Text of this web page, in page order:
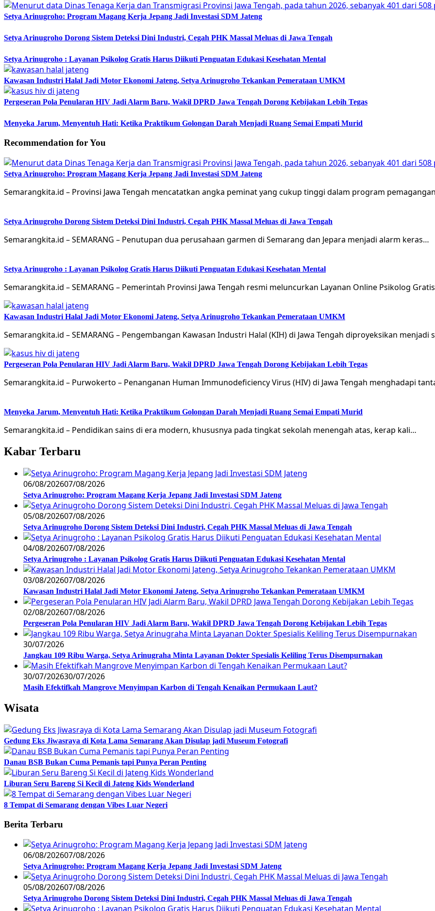
Setya Arinugroho: Program Magang Kerja Jepang Jadi Investasi SDM Jateng
Setya Arinugroho Dorong Sistem Deteksi Dini Industri, Cegah PHK Massal Meluas di Jawa Tengah
Setya Arinugroho : Layanan Psikolog Gratis Harus Diikuti Penguatan Edukasi Kesehatan Mental
Kawasan Industri Halal Jadi Motor Ekonomi Jateng, Setya Arinugroho Tekankan Pemerataan UMKM
Pergeseran Pola Penularan HIV Jadi Alarm Baru, Wakil DPRD Jawa Tengah Dorong Kebijakan Lebih Tegas
Menyeka Jarum, Menyentuh Hati: Ketika Praktikum Golongan Darah Menjadi Ruang Semai Empati Murid
Recommendation for You
Setya Arinugroho: Program Magang Kerja Jepang Jadi Investasi SDM Jateng
Semarangkita.id – Provinsi Jawa Tengah mencatatkan angka peminat yang cukup tinggi dalam program
Setya Arinugroho Dorong Sistem Deteksi Dini Industri, Cegah PHK Massal Meluas di Jawa Tengah
Semarangkita.id – SEMARANG – Penutupan dua perusahaan garmen di Semarang dan Jepara menjadi alarm keras…
Setya Arinugroho : Layanan Psikolog Gratis Harus Diikuti Penguatan Edukasi Kesehatan Mental
Semarangkita.id – SEMARANG – Pemerintah Provinsi Jawa Tengah resmi meluncurkan Layanan Online Psikolog
Kawasan Industri Halal Jadi Motor Ekonomi Jateng, Setya Arinugroho Tekankan Pemerataan UMKM
Semarangkita.id – SEMARANG – Pengembangan Kawasan Industri Halal (KIH) di Jawa Tengah diproyeksikan menjadi
Pergeseran Pola Penularan HIV Jadi Alarm Baru, Wakil DPRD Jawa Tengah Dorong Kebijakan Lebih Tegas
Semarangkita.id – Purwokerto – Penanganan Human Immunodeficiency Virus (HIV) di Jawa Tengah menghadapi
Menyeka Jarum, Menyentuh Hati: Ketika Praktikum Golongan Darah Menjadi Ruang Semai Empati Murid
Semarangkita.id – Pendidikan sains di era modern, khususnya pada tingkat sekolah menengah atas, kerap kali…
Kabar Terbaru
06/08/202607/08/2026
Setya Arinugroho: Program Magang Kerja Jepang Jadi Investasi SDM Jateng
05/08/202607/08/2026
Setya Arinugroho Dorong Sistem Deteksi Dini Industri, Cegah PHK Massal Meluas di Jawa Tengah
04/08/202607/08/2026
Setya Arinugroho : Layanan Psikolog Gratis Harus Diikuti Penguatan Edukasi Kesehatan Mental
03/08/202607/08/2026
Kawasan Industri Halal Jadi Motor Ekonomi Jateng, Setya Arinugroho Tekankan Pemerataan UMKM
02/08/202607/08/2026
Pergeseran Pola Penularan HIV Jadi Alarm Baru, Wakil DPRD Jawa Tengah Dorong Kebijakan Lebih Tegas
30/07/2026
Jangkau 109 Ribu Warga, Setya Arinugraha Minta Layanan Dokter Spesialis Keliling Terus Disempurnakan
30/07/202630/07/2026
Masih Efektifkah Mangrove Menyimpan Karbon di Tengah Kenaikan Permukaan Laut?
Wisata
Gedung Eks Jiwasraya di Kota Lama Semarang Akan Disulap jadi Museum Fotografi
Danau BSB Bukan Cuma Pemanis tapi Punya Peran Penting
Liburan Seru Bareng Si Kecil di Jateng Kids Wonderland
8 Tempat di Semarang dengan Vibes Luar Negeri
Berita Terbaru
06/08/202607/08/2026
Setya Arinugroho: Program Magang Kerja Jepang Jadi Investasi SDM Jateng
05/08/202607/08/2026
Setya Arinugroho Dorong Sistem Deteksi Dini Industri, Cegah PHK Massal Meluas di Jawa Tengah